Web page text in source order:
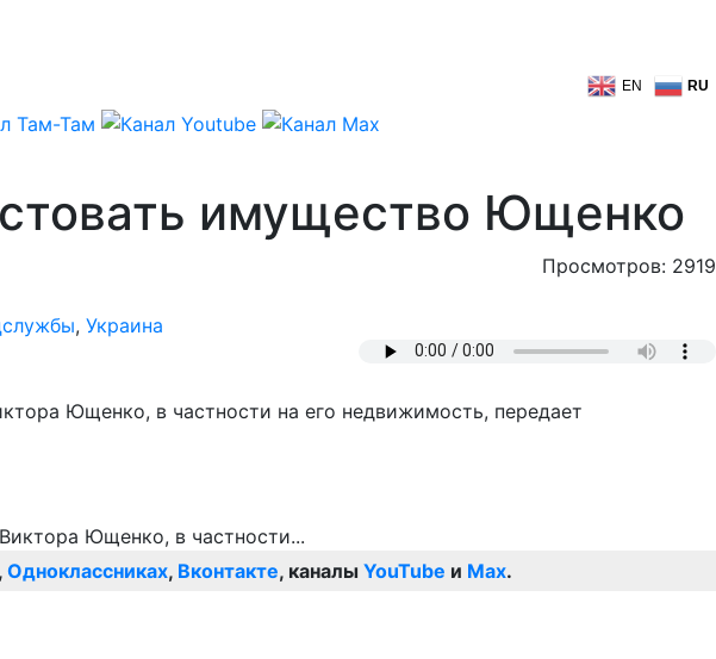
EN RU
имущество Ющенко
Просмотров: 2919
, Украина
Ющенко, в частности на его недвижимость, передает
, Одноклассниках, Вконтакте, каналы YouTube и Max.